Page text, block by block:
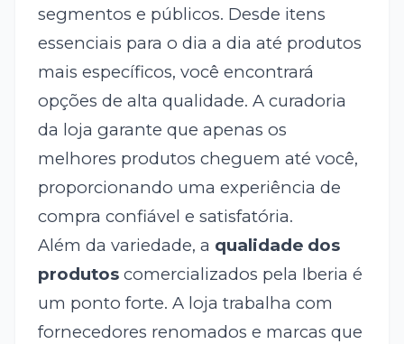
segmentos e públicos. Desde itens
essenciais para o dia a dia até produtos
mais específicos, você encontrará
opções de alta qualidade. A curadoria
da loja garante que apenas os
melhores produtos cheguem até você,
proporcionando uma experiência de
compra confiável e satisfatória.
Além da variedade, a qualidade dos
produtoscomercializados pela Iberia é
um ponto forte. A loja trabalha com
fornecedores renomados e marcas que